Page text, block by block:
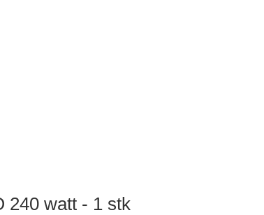
240 watt - 1 stk